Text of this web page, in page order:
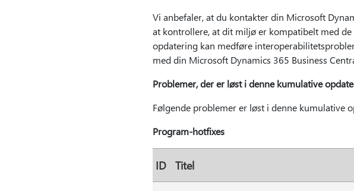
Vi anbefaler, at du kontakter din Microsoft
at kontrollere, at dit miljø er kompatibelt med
opdatering kan medføre
med din Microsoft Dynamics 365 Business
Problemer, der er løst i denne kumulative
Følgende problemer er løst i denne kumulative
Program-hotfixes
ID Titel